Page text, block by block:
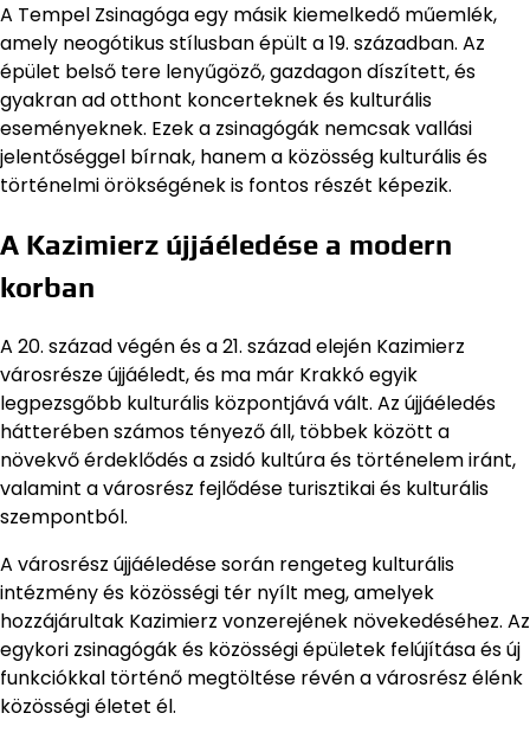
A Tempel Zsinagóga egy másik kiemelkedő műemlék,
amely neogótikus stílusban épült a 19. században. Az
épület belső tere lenyűgöző, gazdagon díszített, és
gyakran ad otthont koncerteknek és kulturális
eseményeknek. Ezek a zsinagógák nemcsak vallási
jelentőséggel bírnak, hanem a közösség kulturális és
történelmi örökségének is fontos részét képezik.
A Kazimierz újjáéledése a modern
korban
A 20. század végén és a 21. század elején Kazimierz
városrésze újjáéledt, és ma már Krakkó egyik
legpezsgőbb kulturális központjává vált. Az újjáéledés
hátterében számos tényező áll, többek között a
növekvő érdeklődés a zsidó kultúra és történelem iránt,
valamint a városrész fejlődése turisztikai és kulturális
szempontból.
A városrész újjáéledése során rengeteg kulturális
intézmény és közösségi tér nyílt meg, amelyek
hozzájárultak Kazimierz vonzerejének növekedéséhez. Az
egykori zsinagógák és közösségi épületek felújítása és új
funkciókkal történő megtöltése révén a városrész élénk
közösségi életet él.